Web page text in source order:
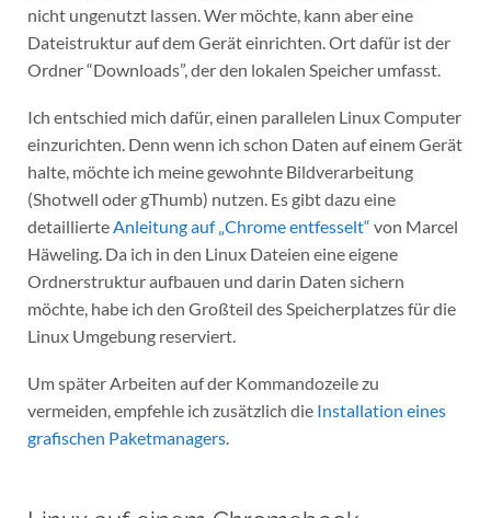
nicht ungenutzt lassen. Wer möchte, kann aber eine
Dateistruktur auf dem Gerät einrichten. Ort dafür ist der
Ordner “Downloads”, der den lokalen Speicher umfasst.
Ich entschied mich dafür, einen parallelen Linux Computer
einzurichten. Denn wenn ich schon Daten auf einem Gerät
halte, möchte ich meine gewohnte Bildverarbeitung
(Shotwell oder gThumb) nutzen. Es gibt dazu eine
detaillierteAnleitung auf „Chrome entfesselt“ von Marcel
Häweling. Da ich in den Linux Dateien eine eigene
Ordnerstruktur aufbauen und darin Daten sichern
möchte, habe ich den Großteil des Speicherplatzes für die
Linux Umgebung reserviert.
Um später Arbeiten auf der Kommandozeile zu
vermeiden, empfehle ich zusätzlich die Installation eines
grafischen Paketmanagers.